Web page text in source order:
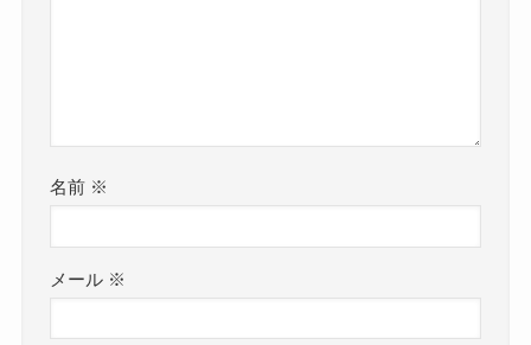
名前 ※
メール ※